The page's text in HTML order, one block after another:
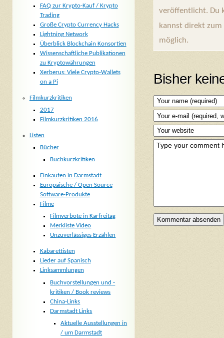
veröffentlicht. Du
kannst direkt
möglich.
Bisher
FAQ zur Krypto-Kauf / Krypto
Trading
Große Crypto Currency Hacks
Lightning Network
Überblick Blockchain Konsortien
Wissenschaftliche Publikationen
zu Kryptowährungen
Xerberus: Viele Crypto-Wallets
on a Pi
Filmkurzkritiken
2017
Filmkurzkritiken 2016
Listen
Bücher
Buchkurzkritiken
Einkaufen in Darmstadt
Europäische / Open Source
Software-Produkte
Filme
Filmverbote in Karfreitag
Merkliste Video
Unzuverlässiges Erzählen
Kabarettisten
Lieder auf Spanisch
Linksammlungen
Buchvorstellungen und -
kritiken / Book reviews
China-Links
Darmstadt Links
Aktuelle Ausstellungen in
/ um Darmstadt